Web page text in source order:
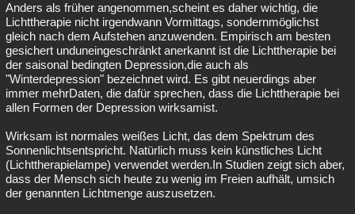
Anders als früher angenommen,scheint es daher wichtig, die
Lichttherapie nicht irgendwann Vormittags, sondernmöglichst
gleich nach dem Aufstehen anzuwenden. Empirisch am besten
gesichert unduneingeschränkt anerkannt ist die Lichttherapie bei
der saisonal bedingten Depression,die auch als
"Winterdepression" bezeichnet wird. Es gibt neuerdings aber
immer mehrDaten, die dafür sprechen, dass die Lichttherapie bei
allen Formen der Depression wirksamist.
Wirksam ist normales weißes Licht, das dem Spektrum des
Sonnenlichtsentspricht. Natürlich muss kein künstliches Licht
(Lichttherapielampe) verwendet werden.In Studien zeigt sich aber,
dass der Mensch sich heute zu wenig im Freien aufhält, umsich
der genannten Lichtmenge auszusetzen.